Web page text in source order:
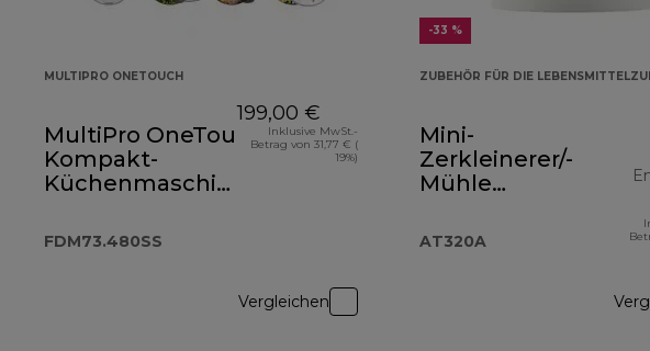
MULTIPRO ONETOUCH
MultiPro OneTouch
Kompakt-
Küchenmaschine
FDM73.480SS
FDM73.480SS
199,00 €
Inklusive MwSt.-
Betrag von 31,77 € (
19%)
Vergleichen
-33 %
ZUBEHÖR FÜR DIE
Mini-
Zerkleinerer/-
Mühle
AT320A
AT320A